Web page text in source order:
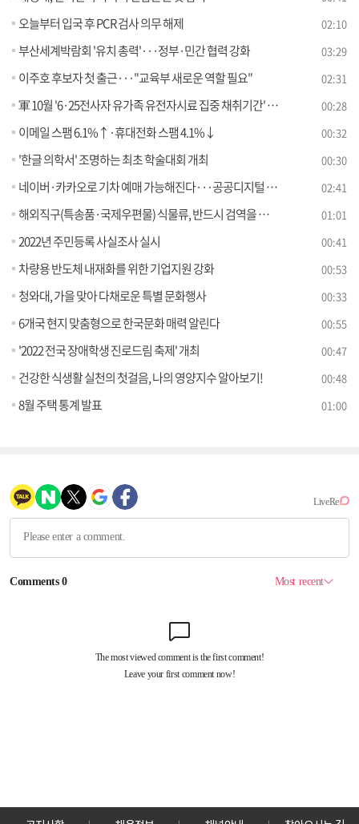
오늘부터 입국 후 PCR 검사 의무 해제 02:10
부산세계박람회 '유치 총력'···정부·민간 협력 강화 03:29
이주호 후보자 첫 출근···"교육부 새로운 역할 필요" 02:31
軍 10월 '6·25전사자 유가족 유전자시료 집중 채취기간' 운영 00:28
이메일 스팸 6.1%↑·휴대전화 스팸 4.1%↓ 00:32
'한글 의학서' 조명하는 최초 학술대회 개최 00:30
네이버·카카오로 기차 예매 가능해진다···공공디지털 민간개방 [정책현장+] 02:41
해외직구(특송품·국제우편물) 식물류, 반드시 검역을 받아야 합니다 01:01
2022년 주민등록 사실조사 실시 00:41
차량용 반도체 내재화를 위한 기업지원 강화 00:53
청와대, 가을 맞아 다채로운 특별 문화행사 00:33
6개국 현지 맞춤형으로 한국문화 매력 알린다 00:55
'2022 전국 장애학생 진로드림 축제' 개최 00:47
건강한 식생활 실천의 첫걸음, 나의 영양지수 알아보기! 00:48
8월 주택 통계 발표 01:00